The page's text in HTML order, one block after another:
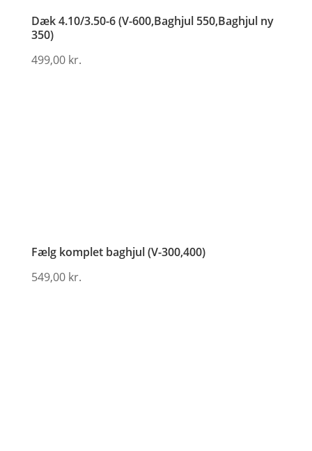
Dæk 4.10/3.50-6 (V-600,Baghjul 550,Baghjul ny
350)
499,00 kr.
Fælg komplet baghjul (V-300,400)
549,00 kr.